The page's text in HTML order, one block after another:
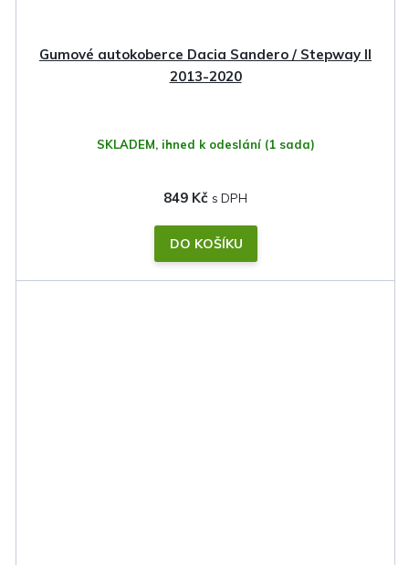
Gumové autokoberce Dacia Sandero / Stepway II
2013-2020
SKLADEM, ihned k odeslání (1 sada)
849 Kč
DO KOŠÍKU